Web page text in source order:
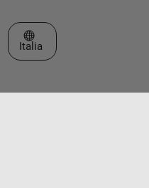
Seleziona un sito web
Italia